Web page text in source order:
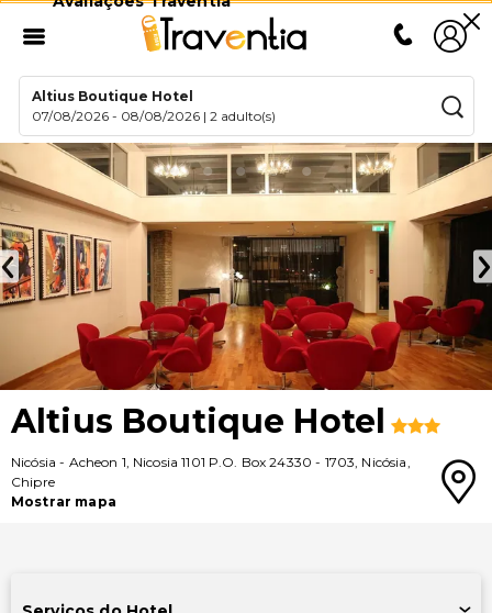
Altius Boutique Hotel
07/08/2026 - 08/08/2026 |2 adulto(s)
Altius Boutique Hotel
Nicósia - Acheon 1, Nicosia 1101 P.O. Box 24330 - 1703, Nicósia,
Chipre
Mostrar mapa